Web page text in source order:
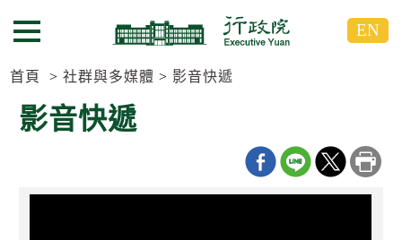
到
要
到
要
選單按鈕 EN
首頁 社群與多媒體 影音快遞
影音快遞